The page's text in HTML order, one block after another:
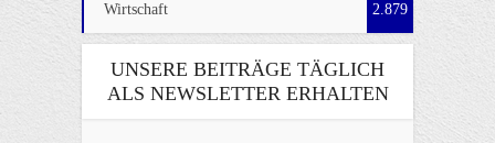
Wirtschaft 2.879
UNSERE BEITRÄGE TÄGLICH
ALS NEWSLETTER ERHALTEN